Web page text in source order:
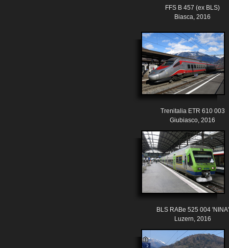
FFS B 457 (ex BLS)
Biasca, 2016
Trenitalia ETR 610 003
Giubiasco, 2016
BLS RABe 525 004 'NINA'
Luzern, 2016